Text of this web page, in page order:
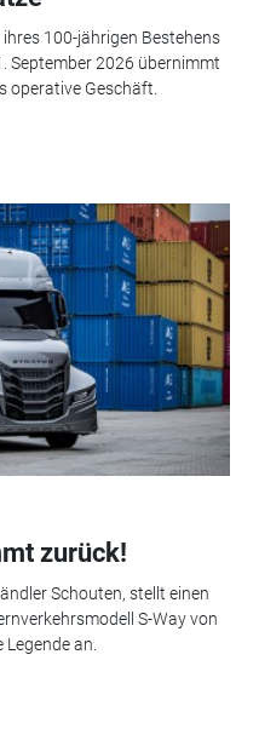
100-jährigen Bestehens
September 2026 übernimmt
operative Geschäft.
zurück!
Schouten, stellt einen
S-Way von
an.